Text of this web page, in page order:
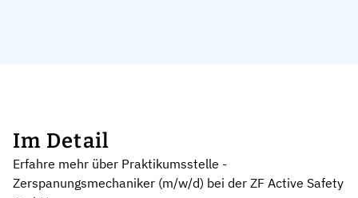
Im Detail
Erfahre mehr über Praktikumsstelle -
Zerspanungsmechaniker (m/w/d) bei der ZF Active Safety